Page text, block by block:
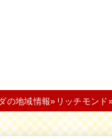
の地域情報 リッチモンド